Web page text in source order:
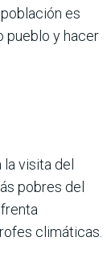
es
pueblo y hacer
la visita del
pobres del
climáticas.